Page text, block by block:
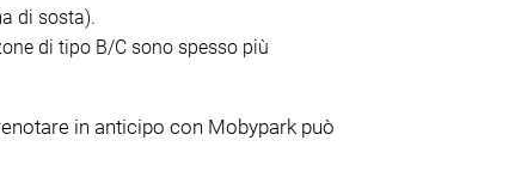
di sosta).
di tipo B/C sono spesso più
in anticipo con Mobypark può